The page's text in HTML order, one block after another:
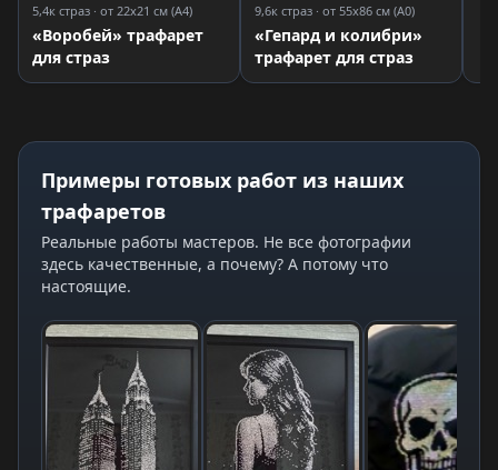
5,4к страз · от 22x21 см (A4)
«Воробей» трафарет
для страз
9,6к страз · от 55x86 см (A0)
«Гепард и колибри»
трафарет для страз
Примеры готовых работ из наших
трафаретов
Реальные работы мастеров. Не все фотографии
здесь качественные, а почему? А потому что
настоящие.